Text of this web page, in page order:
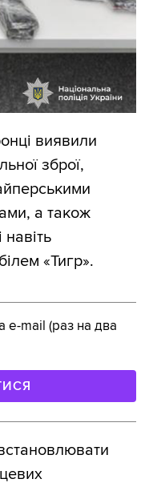
виявили
зброї,
а також
«Тигр».
e-mail (раз на два